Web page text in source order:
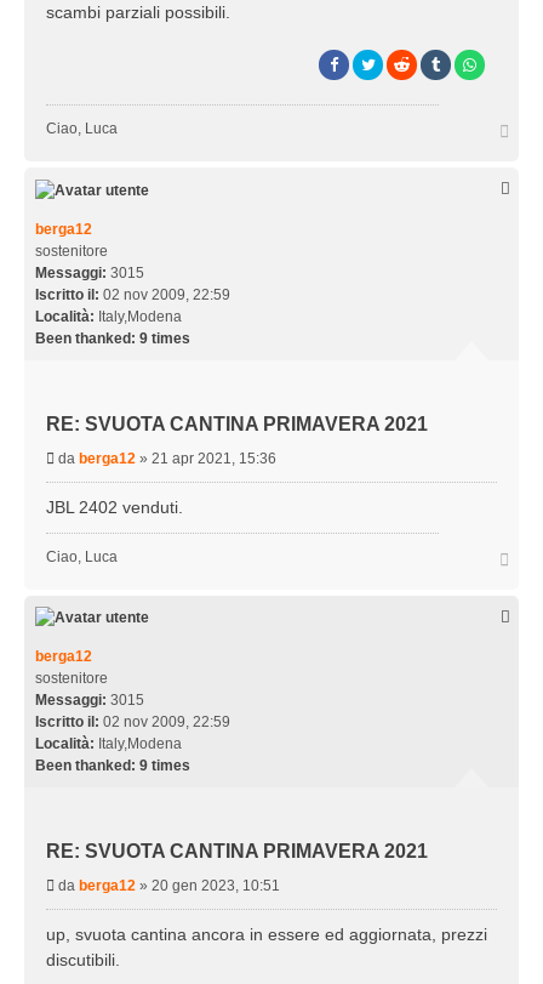
scambi parziali possibili.
Ciao, Luca
berga12
sostenitore
Messaggi: 3015
Iscritto il: 02 nov 2009, 22:59
Località: Italy,Modena
Been thanked: 9 times
RE: SVUOTA CANTINA PRIMAVERA 2021
M
e
s
g
i
o
da berga12 » 21 apr 2021, 15:36
JBL 2402 venduti.
Ciao, Luca
berga12
sostenitore
Messaggi: 3015
Iscritto il: 02 nov 2009, 22:59
Località: Italy,Modena
Been thanked: 9 times
RE: SVUOTA CANTINA PRIMAVERA 2021
M
e
s
s
da berga12 » 20 gen 2023, 10:51
up, svuota cantina ancora in essere ed aggiornata, prezzi
discutibili.